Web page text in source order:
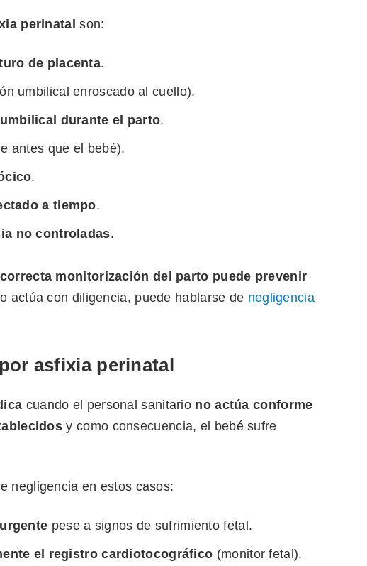
perinatal son:
de placenta.
umbilical enroscado al cuello).
durante el parto.
antes que el bebé).
.
a tiempo.
no controladas.
monitorización del parto puede prevenir
actúa con diligencia, puede hablarse de negligencia
asfixia perinatal
cuando el personal sanitario no actúa conforme
y como consecuencia, el bebé sufre
negligencia en estos casos:
pese a signos de sufrimiento fetal.
el registro cardiotocográfico (monitor fetal).